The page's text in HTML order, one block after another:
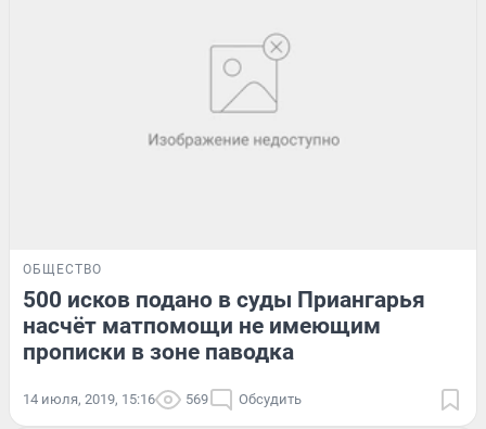
ОБЩЕСТВО
500 исков подано в суды Приангарья
насчёт матпомощи не имеющим
прописки в зоне паводка
14 июля, 2019, 15:16 569 Обсудить